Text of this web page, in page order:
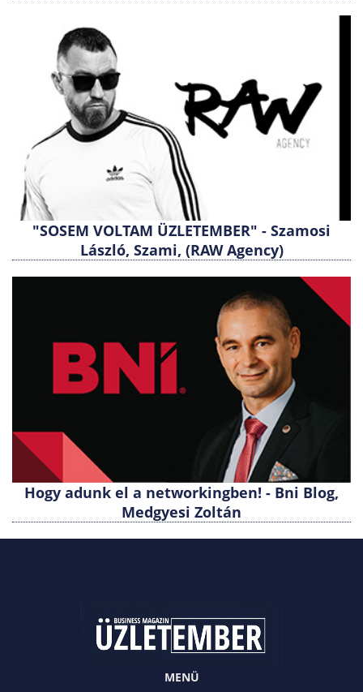
"SOSEM VOLTAM ÜZLETEMBER" - Szamosi
László, Szami, (RAW Agency)
Hogy adunk el a networkingben! - Bni Blog,
Medgyesi Zoltán
MENÜ